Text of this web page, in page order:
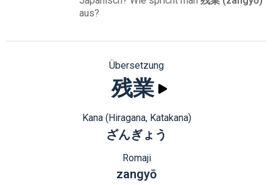
aus?
Übersetzung
残業
Kana (Hiragana, Katakana)
ざんぎょう
Romaji
zangyō